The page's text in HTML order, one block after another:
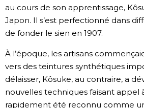
au cours de son apprentissage,
Japon. Il s’est perfectionné dans
de fonder le sien en 1907.
À l’époque, les artisans
vers des teintures synthétiques
délaisser, Kôsuke, au contraire, a
nouvelles techniques faisant appel
rapidement été reconnu comme